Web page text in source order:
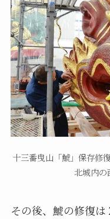
十三番曳山「鯱」保存修
北城内の
その後、鯱の修復